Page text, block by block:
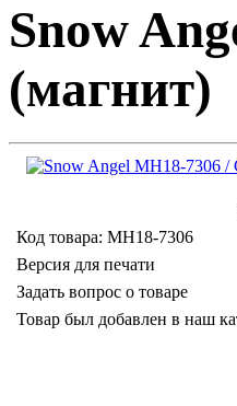
Snow
(магнит)
Код товара: MH18-7306
Версия для печати
Задать вопрос о товаре
Товар был добавлен в наш